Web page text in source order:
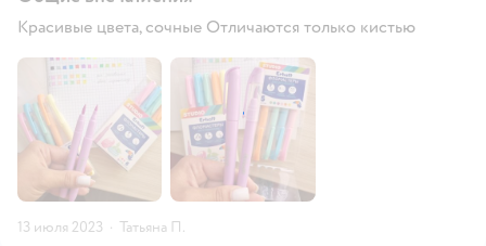
Красивые цвета, сочные Отличаются только кистью
13 июля 2023 · Татьяна П.